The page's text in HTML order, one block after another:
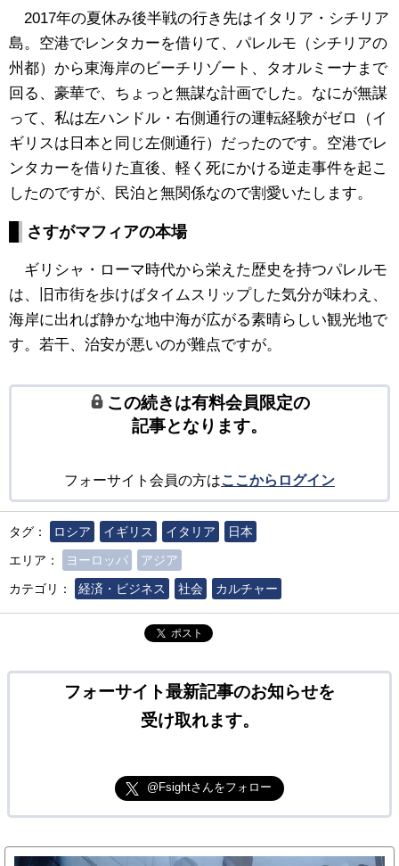
2017年の夏休み後半戦の行き先はイタリア・シチリア
島。空港でレンタカーを借りて、パレルモ（シチリアの
州都）から東海岸のビーチリゾート、タオルミーナまで
回る、豪華で、ちょっと無謀な計画でした。なにが無謀
って、私は左ハンドル・右側通行の運転経験がゼロ（イ
ギリスは日本と同じ左側通行）だったのです。空港でレ
ンタカーを借りた直後、軽く死にかける逆走事件を起こ
したのですが、民泊と無関係なので割愛いたします。
さすがマフィアの本場
ギリシャ・ローマ時代から栄えた歴史を持つパレルモ
は、旧市街を歩けばタイムスリップした気分が味わえ、
海岸に出れば静かな地中海が広がる素晴らしい観光地で
す。若干、治安が悪いのが難点ですが。
この続きは有料会員限定の
記事となります。
フォーサイト会員の方はここからログイン
タグ： ロシア イギリス イタリア
日本
エリア：
ヨーロッパ
アジア
カテゴリ：
経済・ビジネス 社会 カルチャー
ポスト
フォーサイト最新記事のお知らせを
受け取れます。
@Fsightさんをフォロー